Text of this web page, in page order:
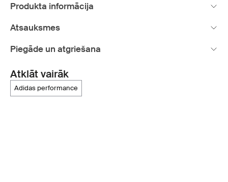
Produkta informācija
Atsauksmes
Piegāde un atgriešana
Atklāt vairāk
adidas performance